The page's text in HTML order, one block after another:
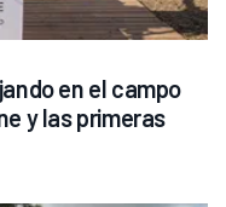
en el campo
y las primeras